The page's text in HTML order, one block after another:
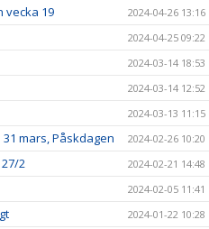
vecka 19 2024-04-26 13:16
2024-04-25 09:22
2024-03-14 18:53
2024-03-14 12:52
2024-03-13 11:15
mars, Påskdagen 2024-02-26 10:20
2 2024-02-21 14:48
2024-02-05 11:41
2024-01-22 10:28